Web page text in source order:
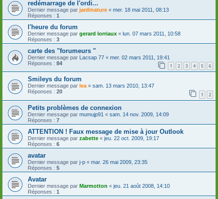
redémarrage de l'ordi...
Dernier message par jardinature « mer. 18 mai 2011, 08:13
Réponses : 1
l'heure du forum
Dernier message par gerard lorriaux « lun. 07 mars 2011, 10:58
Réponses : 3
carte des "forumeurs "
Dernier message par Lacsap 77 « mer. 02 mars 2011, 19:41
Réponses : 84 1 2 3 4 5 6
Smileys du forum
Dernier message par lea« sam. 13 mars 2010, 13:47
Réponses : 20 1 2
Petits problèmes de connexion
Dernier message par mumujp91 « sam. 14 nov. 2009, 14:09
Réponses : 7
ATTENTION ! Faux message de mise à jour Outlook
Dernier message par zabette « jeu. 22 oct. 2009, 19:17
Réponses : 6
avatar
Dernier message par j-p « mar. 26 mai 2009, 23:35
Réponses : 5
Avatar
Dernier message par Marmotton « jeu. 21 août 2008, 14:10
Réponses : 1